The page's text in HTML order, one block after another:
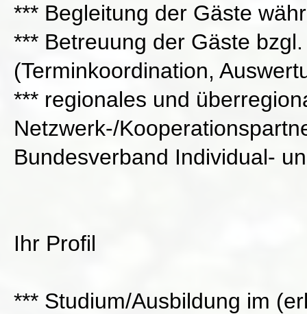
*** Begleitung der Gäste
*** Betreuung der Gäste
(Terminkoordination,
*** regionales und
Netzwerk-/
Bundesverband Individual-
Ihr Profil
*** Studium/Ausbildung im